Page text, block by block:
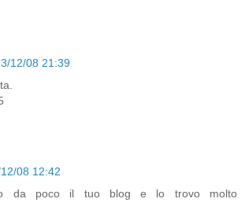
3/12/08 21:39
08 12:42
da poco il tuo blog e lo trovo molto